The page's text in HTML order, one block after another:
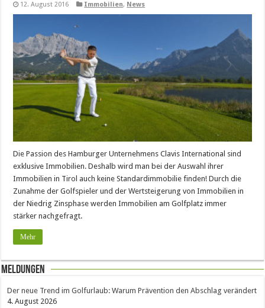
12. August 2016 Immobilien, News
Die Passion des Hamburger Unternehmens Clavis International sind
exklusive Immobilien. Deshalb wird man bei der Auswahl ihrer
Immobilien in Tirol auch keine Standardimmobilie finden! Durch die
Zunahme der Golfspieler und der Wertsteigerung von Immobilien in
der Niedrig Zinsphase werden Immobilien am Golfplatz immer
stärker nachgefragt.
Mehr
Meldungen
Der neue Trend im Golfurlaub: Warum Prävention den Abschlag verändert
4. August 2026